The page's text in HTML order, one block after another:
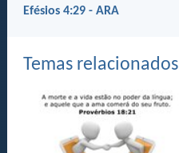
Efésios 4:29 - ARA
Temas relacionados